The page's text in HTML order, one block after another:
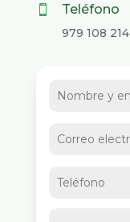
 Teléfono
979 108 214